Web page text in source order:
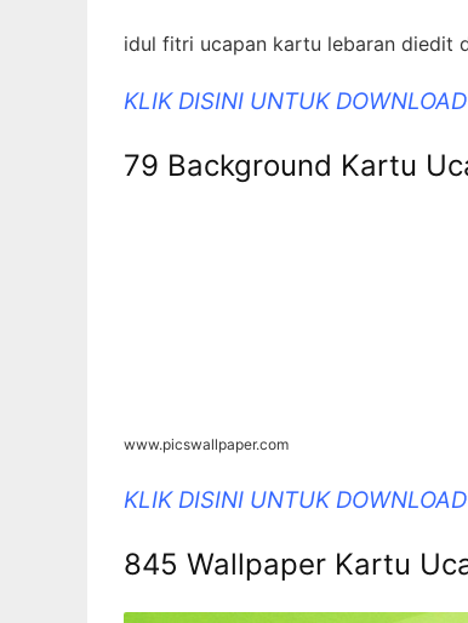
idul fitri ucapan kartu lebaran diedit
KLIK DISINI UNTUK
79 Background Kartu